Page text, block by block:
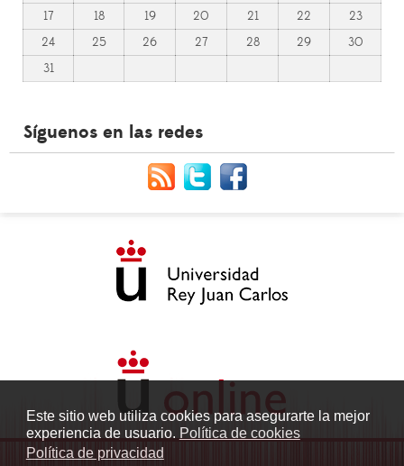
Este sitio web utiliza cookies para asegurarte la mejor
experiencia de usuario. Política de cookies
Política de privacidad
17
18 19 20 21 22
23
24
25 26 27 28 29
30
31
Síguenos en las redes